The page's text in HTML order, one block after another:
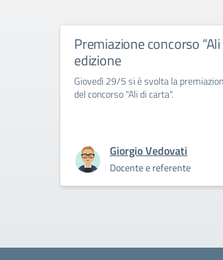
Premiazione concorso
edizione
Giovedì 29/5 si è svolta la
del concorso "Ali di carta".
Giorgio Vedovati
Docente e referente